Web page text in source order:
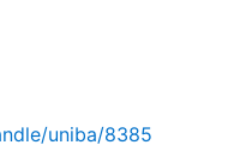
uniba/8385